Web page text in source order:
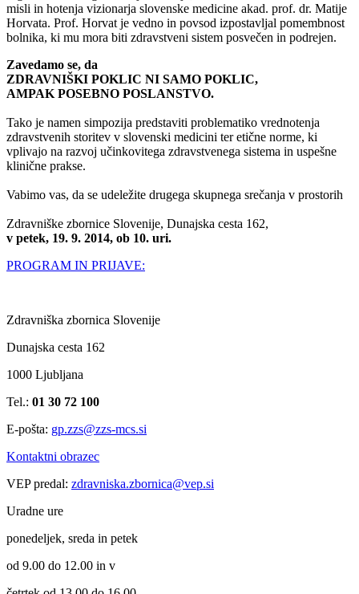
misli in hotenja vizionarja slovenske medicine akad. prof. dr. Matije
Horvata. Prof. Horvat je vedno in povsod izpostavljal pomembnost
bolnika, ki mu mora biti zdravstveni sistem posvečen in podrejen.
Zavedamo se, da
ZDRAVNIŠKI POKLIC NI SAMO POKLIC,
AMPAK POSEBNO POSLANSTVO.
Tako je namen simpozija predstaviti problematiko vrednotenja
zdravstvenih storitev v slovenski medicini ter etične norme, ki
vplivajo na razvoj učinkovitega zdravstvenega sistema in uspešne
klinične prakse.
Vabimo vas, da se udeležite drugega skupnega srečanja v prostorih
Zdravniške zbornice Slovenije, Dunajska cesta 162,
v petek, 19. 9. 2014, ob 10. uri.
PROGRAM IN PRIJAVE:
Zdravniška zbornica Slovenije
Dunajska cesta 162
1000 Ljubljana
Tel.: 01 30 72 100
E-pošta: gp.zzs@zzs-mcs.si
Kontaktni obrazec
VEP predal: zdravniska.zbornica@vep.si
Uradne ure
ponedeljek, sreda in petek
od 9.00 do 12.00 in v